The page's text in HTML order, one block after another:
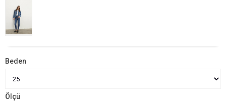
Beden
Ölçü